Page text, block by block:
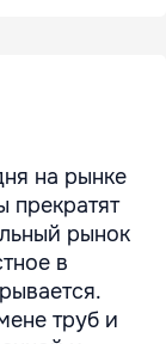
на рынке
прекратят
рынок
в
труб и